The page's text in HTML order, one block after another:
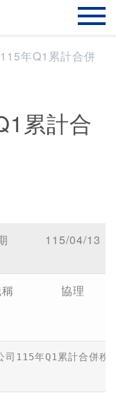
年Q1累計合併
累計合
115/04/13
協理
司115年Q1累計合併稅